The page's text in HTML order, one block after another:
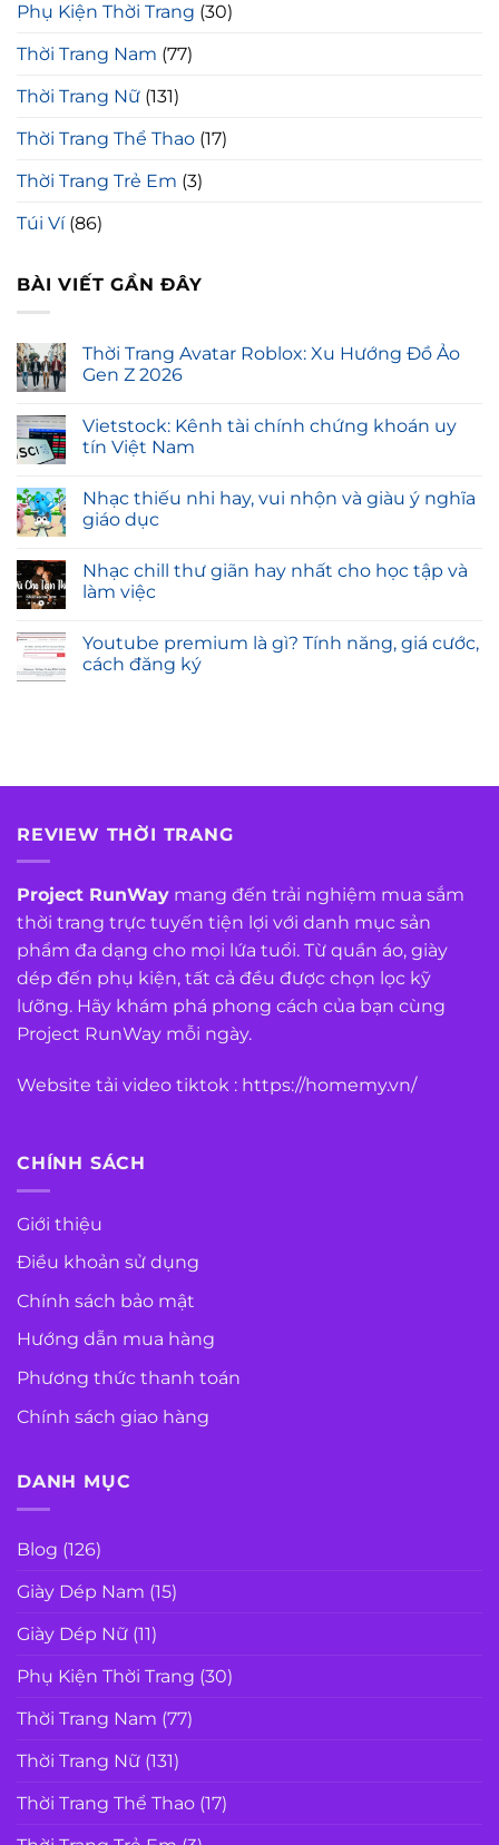
Phụ Kiện Thời Trang (30)
Thời Trang Nam (77)
Thời Trang Nữ (131)
Thời Trang Thể Thao (17)
Thời Trang Trẻ Em (3)
Túi Ví(86)
BÀI VIẾT GẦN ĐÂY
Thời Trang Avatar Roblox: Xu Hướng Đồ Ảo
Gen Z 2026
Vietstock: Kênh tài chính chứng khoán uy
tín Việt Nam
Nhạc thiếu nhi hay, vui nhộn và giàu ý nghĩa
giáo dục
Nhạc chill thư giãn hay nhất cho học tập và
làm việc
Youtube premium là gì? Tính năng, giá cước,
cách đăng ký
REVIEW THỜI TRANG
Project RunWay mang đến trải nghiệm mua sắm
thời trang trực tuyến tiện lợi với danh mục sản
phẩm đa dạng cho mọi lứa tuổi. Từ quần áo, giày
dép đến phụ kiện, tất cả đều được chọn lọc kỹ
lưỡng. Hãy khám phá phong cách của bạn cùng
Project RunWay mỗi ngày.
Website tải video tiktok : https://homemy.vn/
CHÍNH SÁCH
Giới thiệu
Điều khoản sử dụng
Chính sách bảo mật
Hướng dẫn mua hàng
Phương thức thanh toán
Chính sách giao hàng
DANH MỤC
Blog (126)
Giày Dép Nam (15)
Giày Dép Nữ (11)
Phụ Kiện Thời Trang (30)
Thời Trang Nam (77)
Thời Trang Nữ (131)
Thời Trang Thể Thao (17)